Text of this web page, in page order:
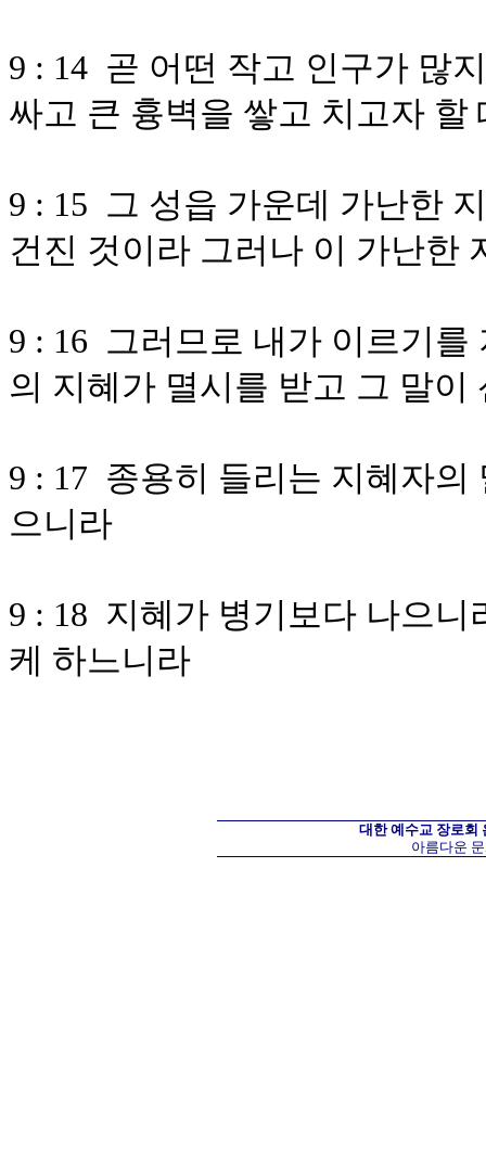
9 : 14 곧 어떤 작고 인구가 많
싸고 큰 흉벽을 쌓고 치고자 할
9 : 15 그 성읍 가운데 가난한
건진 것이라 그러나 이 가난한
9 : 16 그러므로 내가 이르기
의 지혜가 멸시를 받고 그 말
9 : 17 종용히 들리는 지혜자
으니라
9 : 18 지혜가 병기보다 나으
케 하느니라
대한 예수교 장로회
아름다운